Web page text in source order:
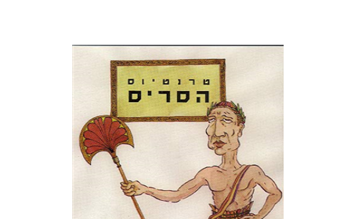
פובליוס טרנטיוס
דבורה גילולה